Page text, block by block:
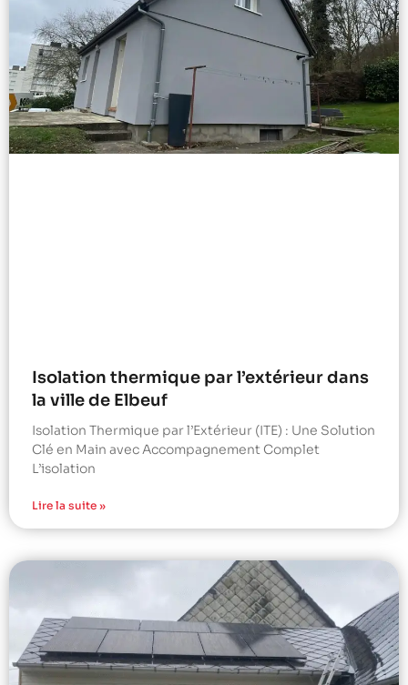
Isolation thermique par l’extérieur dans
la ville de Elbeuf
Isolation Thermique par l’Extérieur (ITE) : Une Solution
Clé en Main avec Accompagnement Complet
L’isolation
Lire la suite »